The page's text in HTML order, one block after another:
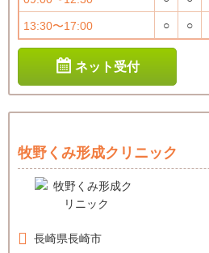
13:30〜17:00 ○ ○
ネット受付
牧野くみ形成クリニック
長崎県長崎市